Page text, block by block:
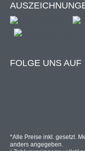
FOLGE UNS AUF
*Alle Preise inkl. gesetzl.
anders angegeben.